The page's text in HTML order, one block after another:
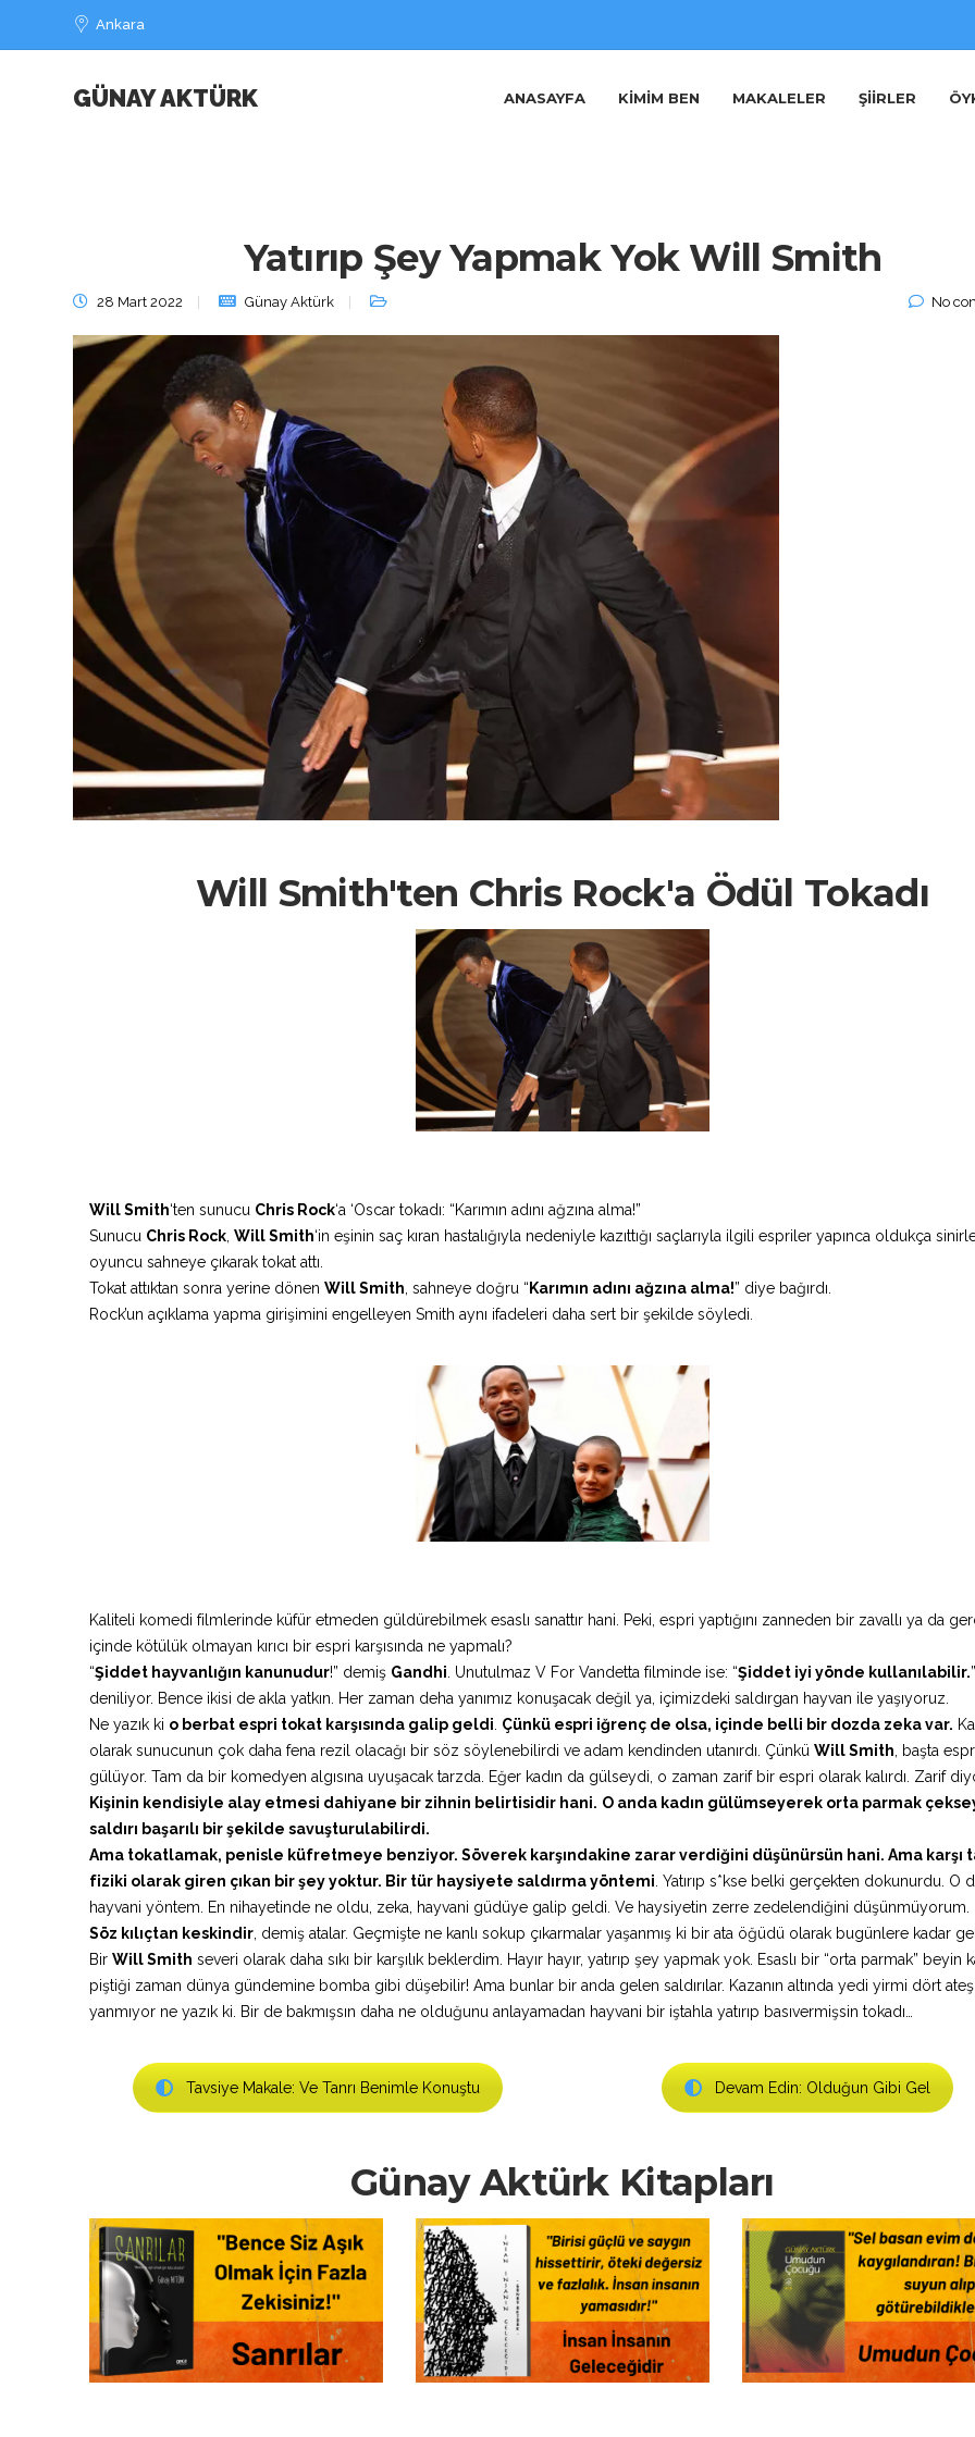
Ankara
GÜNAY AKTÜRK ANASAYFA KIMIM BEN MAKALELER ŞIIRLER
Yatırıp Şey Yapmak Yok Will Smith
28 Mart 2022 Günay Aktürk No
Will Smith'ten Chris Rock'a Ödül Tokadı
Will Smith‘ten sunucu Chris Rock‘a ‘Oscar tokadı: “Karımın adını ağzına alma!”
Sunucu Chris Rock Will Smith‘in eşinin saç kıran hastalığıyla nedeniyle kazıttığı saçlarıyla ilgili espriler yapınca oldukça
oyuncu sahneye çıkarak tokat attı.
Tokat attıktan sonra yerine dönen Will Smith , sahneye doğru “Karımın adını ağzına alma!” diye bağırdı.
Rock’un açıklama yapma girişimini engelleyen Smith aynı ifadeleri daha sert bir şekilde söyledi.
Kaliteli komedi filmlerinde küfür etmeden güldürebilmek esaslı sanattır hani. Peki, espri yaptığını zanneden bir zavallı ya da
içinde kötülük olmayan kırıcı bir espri karşısında ne yapmalı?
“Şiddet hayvanlığın kanunudur!” demiş Gandhi . Unutulmaz V For Vandetta filminde ise: “Şiddet iyi yönde kullanılabilir.”
deniliyor. Bence ikisi de akla yatkın. Her zaman deha yanımız konuşacak değil ya, içimizdeki saldırgan hayvan ile yaşıyoruz.
Ne yazık ki o berbat espri tokat karşısında galip geldi Çünkü espri iğrenç de olsa, içinde belli bir dozda zeka var.
olarak sunucunun çok daha fena rezil olacağı bir söz söylenebilirdi ve adam kendinden utanırdı. Çünkü Will Smith , başta
gülüyor. Tam da bir komedyen algısına uyuşacak tarzda. Eğer kadın da gülseydi, o zaman zarif bir espri olarak kalırdı. Zarif
Kişinin kendisiyle alay etmesi dahiyane bir zihnin belirtisidir hani. O anda kadın gülümseyerek orta parmak
saldırı başarılı bir şekilde savuşturulabilirdi.
Ama tokatlamak, penisle küfretmeye benziyor. Söverek karşındakine zarar verdiğini düşünürsün hani. Ama karşı
fiziki olarak giren çıkan bir şey yoktur. Bir tür haysiyete saldırma yöntemi . Yatırıp s*kse belki gerçekten dokunurdu. O
hayvani yöntem. En nihayetinde ne oldu, zeka, hayvani güdüye galip geldi. Ve haysiyetin zerre zedelendiğini düşünmüyorum.
Söz kılıçtan keskindir , demiş atalar. Geçmişte ne kanlı sokup çıkarmalar yaşanmış ki bir ata öğüdü olarak bugünlere kadar
Bir Will Smith severi olarak daha sıkı bir karşılık beklerdim. Hayır hayır, yatırıp şey yapmak yok. Esaslı bir “orta parmak” beyin
piştiği zaman dünya gündemine bomba gibi düşebilir! Ama bunlar bir anda gelen saldırılar. Kazanın altında yedi yirmi dört ateş
yanmıyor ne yazık ki. Bir de bakmışsın daha ne olduğunu anlayamadan hayvani bir iştahla yatırıp basıvermişsin tokadı…
Tavsiye Makale: Ve Tanrı Benimle Konuştu Devam Edin: Olduğun Gibi Gel
Günay Aktürk Kitapları